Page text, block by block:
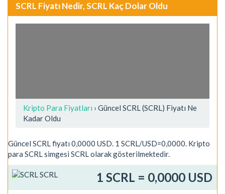
SCRL Fiyatı Nedir, SCRL Kaç Dolar Oldu
Kripto Para Fiyatları › Güncel SCRL (SCRL) Fiyatı Ne
Kadar Oldu
Güncel SCRL fiyatı 0,0000 USD. 1 SCRL/USD=0,0000. Kripto
para SCRL simgesi SCRL olarak gösterilmektedir.
1 SCRL = 0,0000 USD